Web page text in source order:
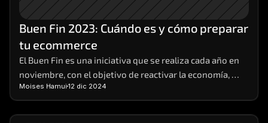
Buen Fin 2023: Cuándo es y cómo preparar
tu ecommerce
El Buen Fin es una iniciativa que se realiza cada año en
noviembre, con el objetivo de reactivar la economía,
impulsar las ventas y ofrecer beneficios a los
consumidores y a los comerciantes. Durante el Buen Fin,
las empresas participantes ofrecen descuentos,
Moises Hamui 12 dic 2024